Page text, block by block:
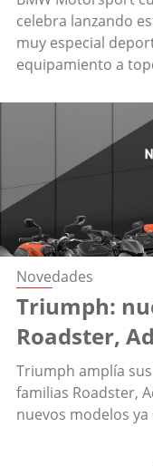
celebra lanzando
muy especial
equipamiento a
Novedades
Triumph:
Roadster,
Triumph amplía
familias Roadster,
nuevos modelos